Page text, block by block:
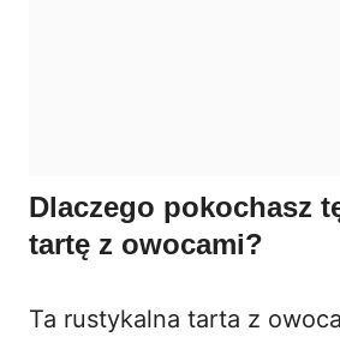
Dlaczego pokochasz
tartę z owocami?
Ta rustykalna tarta z